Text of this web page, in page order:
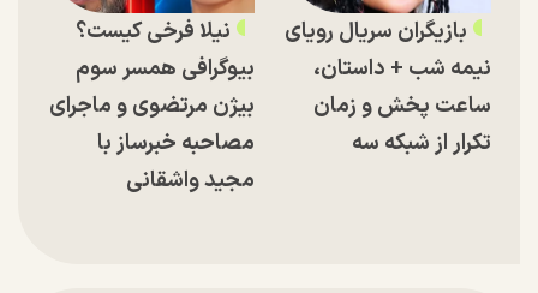
بازیگران سریال رویای
نیمه شب + داستان،
ساعت پخش و زمان
تکرار از شبکه سه
نیلا فرخی کیست؟
بیوگرافی همسر سوم
بیژن مرتضوی و ماجرای
مصاحبه خبرساز با
مجید واشقانی